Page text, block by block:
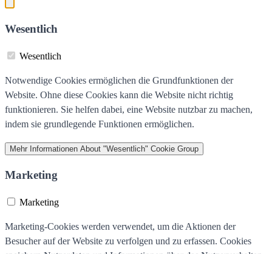
Wesentlich
Wesentlich
Notwendige Cookies ermöglichen die Grundfunktionen der
Website. Ohne diese Cookies kann die Website nicht richtig
funktionieren. Sie helfen dabei, eine Website nutzbar zu machen,
indem sie grundlegende Funktionen ermöglichen.
Mehr Informationen About "Wesentlich" Cookie Group
Marketing
Marketing
Marketing-Cookies werden verwendet, um die Aktionen der
Besucher auf der Website zu verfolgen und zu erfassen. Cookies